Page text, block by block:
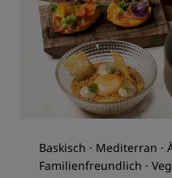
Baskisch · Mediterran ·
Familienfreundlich ·